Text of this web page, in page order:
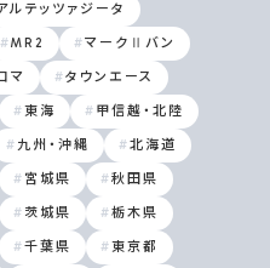
ルテッツァジータ
MR2 マークⅡバン
マ タウンエース
東海 甲信越・北陸
九州・沖縄 北海道
宮城県 秋田県
茨城県 栃木県
千葉県 東京都